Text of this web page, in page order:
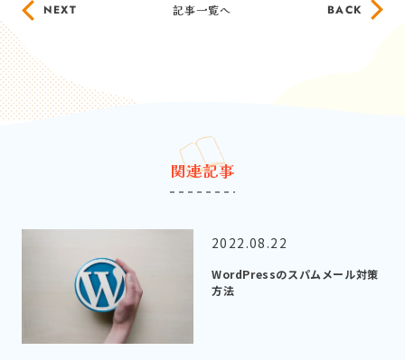
NEXT 記事一覧へ BACK
関連記事
2022.08.22
WordPressのスパムメール対策
方法